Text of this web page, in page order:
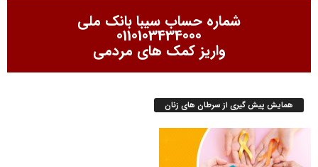
شماره حساب سیبا بانک ملی
0110103434000
واریز کمک های مردمی
همایش پیش گیری از سرطان های زنان